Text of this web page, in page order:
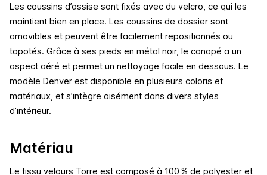
Les coussins d’assise sont fixés avec du velcro, ce qui les
maintient bien en place. Les coussins de dossier sont
amovibles et peuvent être facilement repositionnés ou
tapotés. Grâce à ses pieds en métal noir, le canapé a un
aspect aéré et permet un nettoyage facile en dessous. Le
modèle Denver est disponible en plusieurs coloris et
matériaux, et s’intègre aisément dans divers styles
d’intérieur.
Matériau
Le tissu velours Torre est composé à 100 % de polyester et